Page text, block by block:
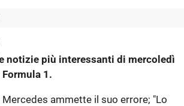
notizie più interessanti di mercoledì
1.
ammette il suo errore; "Lo